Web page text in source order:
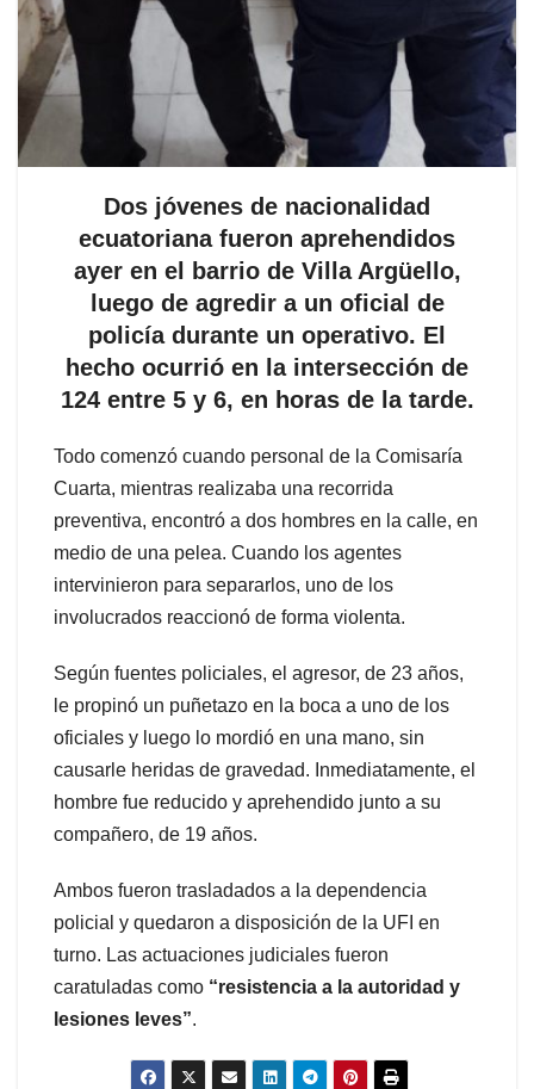
Dos jóvenes de nacionalidad
ecuatoriana fueron aprehendidos
ayer en el barrio de Villa Argüello,
luego de agredir a un oficial de
policía durante un operativo. El
hecho ocurrió en la intersección de
124 entre 5 y 6, en horas de la tarde.
Todo comenzó cuando personal de la Comisaría
Cuarta, mientras realizaba una recorrida
preventiva, encontró a dos hombres en la calle, en
medio de una pelea. Cuando los agentes
intervinieron para separarlos, uno de los
involucrados reaccionó de forma violenta.
Según fuentes policiales, el agresor, de 23 años,
le propinó un puñetazo en la boca a uno de los
oficiales y luego lo mordió en una mano, sin
causarle heridas de gravedad. Inmediatamente, el
hombre fue reducido y aprehendido junto a su
compañero, de 19 años.
Ambos fueron trasladados a la dependencia
policial y quedaron a disposición de la UFI en
turno. Las actuaciones judiciales fueron
caratuladas como “resistencia a la autoridad y
lesiones leves”.